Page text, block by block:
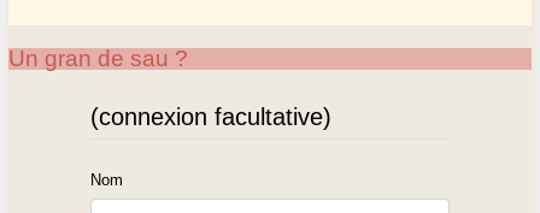
Un gran de sau ?
(connexion facultative)
Nom